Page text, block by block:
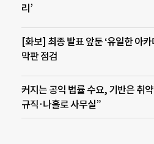
리’
[화보] 최종 발표 앞둔 ‘유일한 아
막판 점검
커지는 공익 법률 수요, 기반은 취
규직·나홀로 사무실”